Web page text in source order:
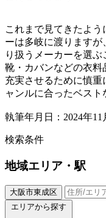
これまで見てきたよ
ーは多岐に渡ります
り扱うメーカーを選ぶ
靴・カバンなどの衣料
充実させるために慎
ャンルに合ったベスト
執筆年月日：2024年11
検索条件
地域エリア・駅
大阪市東成区
エリアから探す